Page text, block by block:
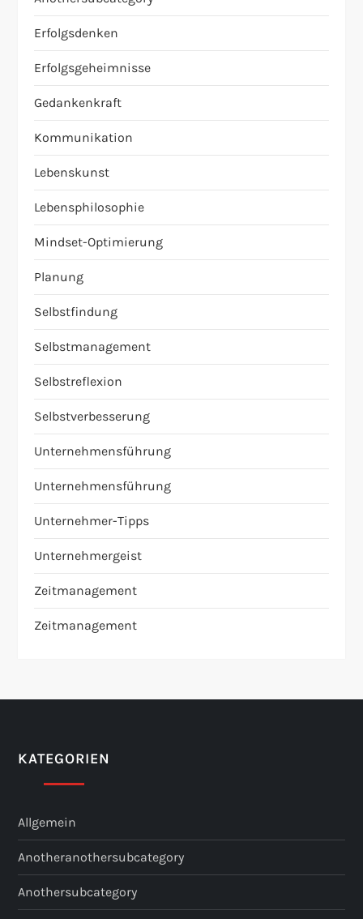
Erfolgsdenken
Erfolgsgeheimnisse
Gedankenkraft
Kommunikation
Lebenskunst
Lebensphilosophie
Mindset-Optimierung
Planung
Selbstfindung
Selbstmanagement
Selbstreflexion
Selbstverbesserung
Unternehmensführung
Unternehmensführung
Unternehmer-Tipps
Unternehmergeist
Zeitmanagement
Zeitmanagement
KATEGORIEN
Allgemein
Anotheranothersubcategory
Anothersubcategory